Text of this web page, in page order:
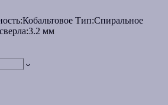
Кобальтовое Тип:Спиральное
3.2 мм